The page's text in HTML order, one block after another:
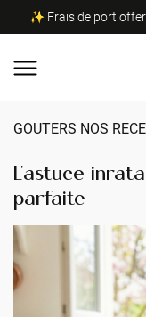
✨ Frais de port
GOUTERS NOS
L’astuce
parfaite